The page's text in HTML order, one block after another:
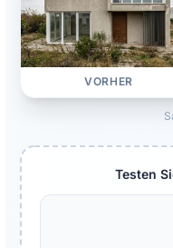
VORHER
Testen